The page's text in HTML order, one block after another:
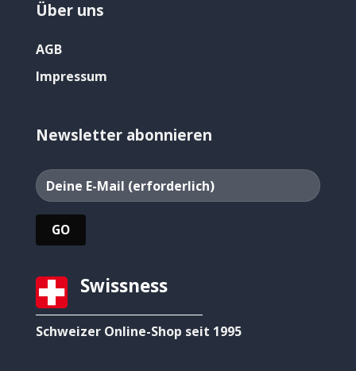
Über uns
AGB
Impressum
Newsletter abonnieren
Swissness
Schweizer Online-Shop seit 1995